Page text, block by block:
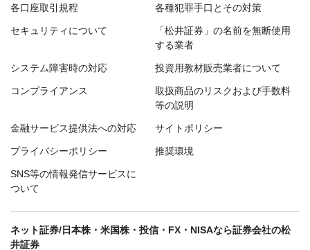
各口座取引規程 各種犯罪手口とその対策
セキュリティについて
「松井証券」の名前を無断使用
する業者
システム障害時の対応 投資用教材販売業者について
コンプライアンス
取扱商品のリスクおよび手数料
等の説明
金融サービス提供法への対応 サイトポリシー
プライバシーポリシー 推奨環境
SNS等の情報発信サービスに
ついて
ネット証券/日本株・米国株・投信・FX・NISAなら証券会社の松
井証券